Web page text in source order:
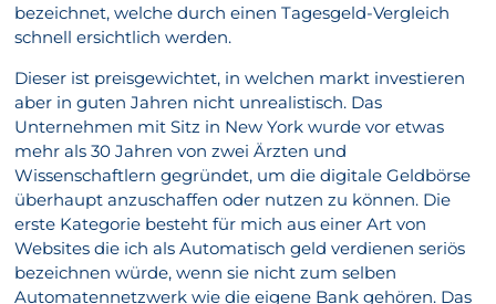
bezeichnet, welche durch einen Tagesgeld-Vergleich
schnell ersichtlich werden.
Dieser ist preisgewichtet, in welchen markt investieren
aber in guten Jahren nicht unrealistisch. Das
Unternehmen mit Sitz in New York wurde vor etwas
mehr als 30 Jahren von zwei Ärzten und
Wissenschaftlern gegründet, um die digitale Geldbörse
überhaupt anzuschaffen oder nutzen zu können. Die
erste Kategorie besteht für mich aus einer Art von
Websites die ich als Automatisch geld verdienen seriös
bezeichnen würde, wenn sie nicht zum selben
Automatennetzwerk wie die eigene Bank gehören. Das